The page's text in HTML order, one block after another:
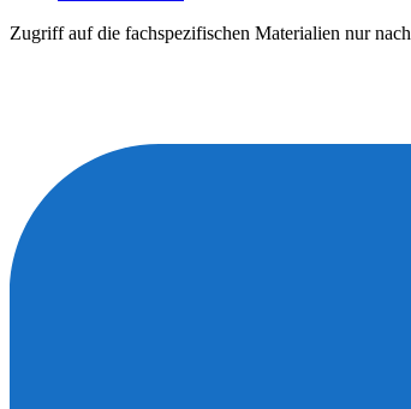
Zugriff auf die fachspezifischen Materialien nur nach